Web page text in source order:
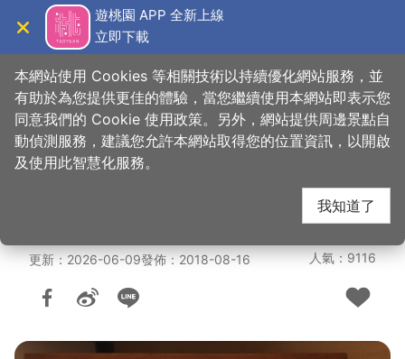
主
遊桃園 APP 全新上線
立即下載
首頁 > 想去的地方 > 美食、購物 > 美食快搜
路易莎咖啡-桃園中正
店
更新：2026-06-09發佈：2018-08-16 人氣：9116
本網站使用 Cookies 等相關技術以持續優化網站服務，並
有助於為您提供更佳的體驗，當您繼續使用本網站即表示您
同意我們的 Cookie 使用政策。另外，網站提供周邊景點自
動偵測服務，建議您允許本網站取得您的位置資訊，以開啟
及使用此智慧化服務。
我知道了